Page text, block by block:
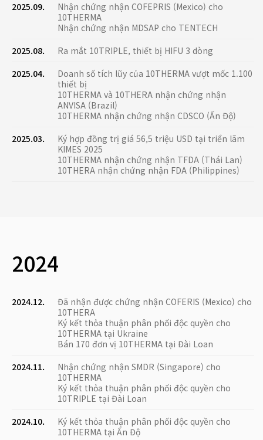
2025.09.
Nhận chứng nhận COFEPRIS (Mexico) cho
10THERMA
Nhận chứng nhận MDSAP cho TENTECH
2025.08.
Ra mắt 10TRIPLE, thiết bị HIFU 3 dòng
2025.04.
Doanh số tích lũy của 10THERMA vượt mốc 1.100
thiết bị
10THERMA và 10THERA nhận chứng nhận
ANVISA (Brazil)
10THERMA nhận chứng nhận CDSCO (Ấn Độ)
2025.03.
Ký hợp đồng trị giá 56,5 triệu USD tại triển lãm
KIMES 2025
10THERMA nhận chứng nhận TFDA (Thái Lan)
10THERA nhận chứng nhận FDA (Philippines)
2024
2024.12.
Đã nhận được chứng nhận COFERIS (Mexico) cho
10THERA
Ký kết thỏa thuận phân phối độc quyền cho
10THERMA tại Ukraine
Bán 170 đơn vị 10THERMA tại Đài Loan
2024.11.
Nhận chứng nhận SMDR (Singapore) cho
10THERMA
Ký kết thỏa thuận phân phối độc quyền cho
10TRIPLE tại Đài Loan
2024.10.
Ký kết thỏa thuận phân phối độc quyền cho
10THERMA tại Ấn Độ